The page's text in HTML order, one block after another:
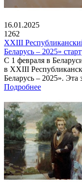
16.01.2025
1262
XXIII
Беларусь – 2025»
С 1 февраля в
в XXIII
Беларусь – 2025». Эта
Подробнее